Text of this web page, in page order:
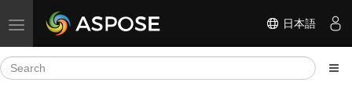
Toggle navigation 日本語